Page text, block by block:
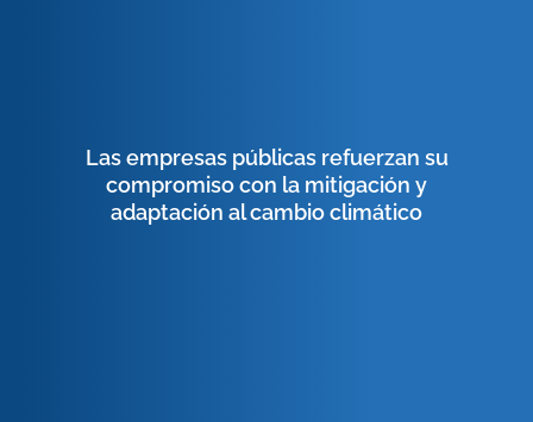
Las empresas públicas refuerzan su
compromiso con la mitigación y
adaptación al cambio climático